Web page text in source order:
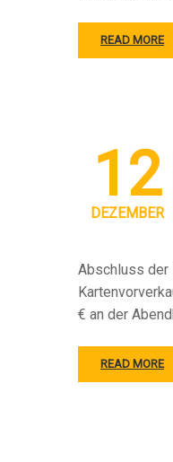
READ MORE
12
DEZEMBER
Abschluss der
€ an der
READ MORE